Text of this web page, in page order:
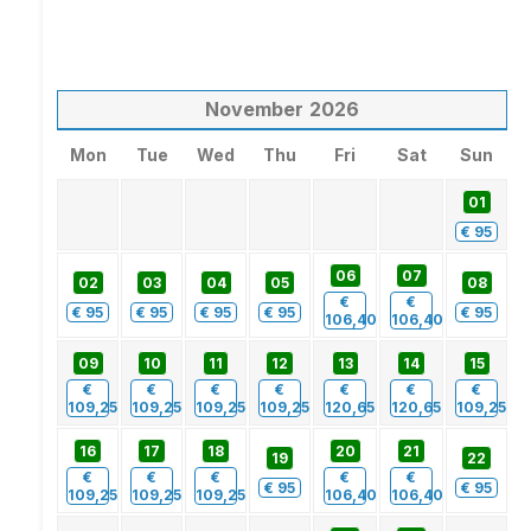
November 2026
Mon Tue Wed Thu Fri Sat Sun
01
€ 95
02
€ 95
03
€ 95
04
€ 95
05
€ 95
06
€
106,40
07
€
106,40
08
€ 95
09
€
109,25
10
€
109,25
11
€
109,25
12
€
109,25
13
€
120,65
14
€
120,65
15
€
109,25
16
€
109,25
17
€
109,25
18
€
109,25
19
€ 95
20
€
106,40
21
€
106,40
22
€ 95